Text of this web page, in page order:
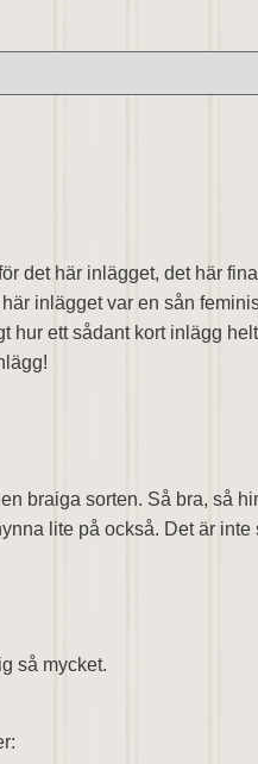
det här inlägget, det här
inlägget var en sån
hur ett sådant kort inlägg
braiga sorten. Så bra, så
lite på också. Det är
så mycket.